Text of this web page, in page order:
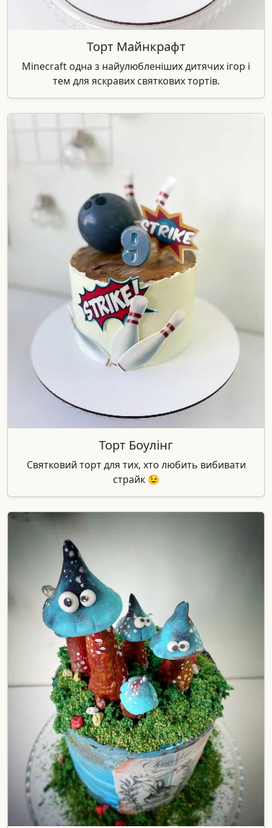
Торт Майнкрафт
Minecraft одна з найулюбленіших дитячих ігор і
тем для яскравих святкових тортів.
Торт Боулінг
Святковий торт для тих, хто любить вибивати
страйк 😉